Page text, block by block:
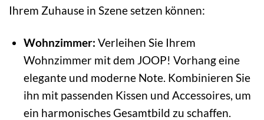
Ihrem Zuhause in Szene setzen können:
Wohnzimmer: Verleihen Sie Ihrem
Wohnzimmer mit dem JOOP! Vorhang eine
elegante und moderne Note. Kombinieren Sie
ihn mit passenden Kissen und Accessoires, um
ein harmonisches Gesamtbild zu schaffen.